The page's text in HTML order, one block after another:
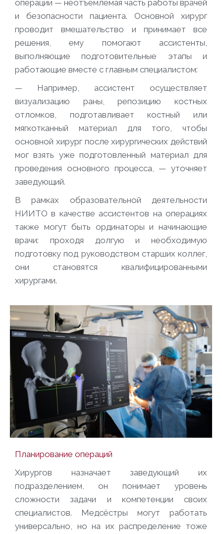
операции — неотъемлемая часть работы врачей
и безопасности пациента. Основной хирург
проводит вмешательство и принимает все
решения, ему помогают ассистенты,
выполняющие подготовительные этапы и
работающие вместе с главным специалистом:
— Например, ассистент осуществляет
визуализацию раны, репозицию костных
отломков, подготавливает костный или
мягкотканный материал для того, чтобы
основной хирург после хирургических действий
мог взять уже подготовленный материал для
проведения основного процесса, — уточняет
заведующий.
В рамках образовательной деятельности
НИИТО в качестве ассистентов на операциях
также могут быть ординаторы и начинающие
врачи: проходя долгую и необходимую
подготовку под руководством старших коллег,
они становятся квалифицированными
хирургами.
Планирование операций
Хирургов назначает заведующий их
подразделением, он понимает уровень
сложности задачи и компетенции своих
специалистов. Медсёстры могут работать
универсально, но на их распределение тоже